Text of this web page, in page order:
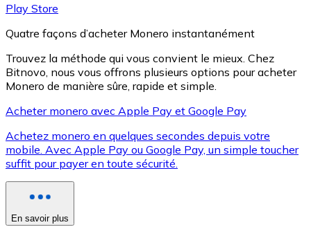
XRP
XRP
Voir toutes
Play Store
Quatre façons d’acheter Monero instantanément
Trouvez la méthode qui vous convient le mieux. Chez
Bitnovo, nous vous offrons plusieurs options pour acheter
Monero de manière sûre, rapide et simple.
Acheter monero avec Apple Pay et Google Pay
Achetez monero en quelques secondes depuis votre
mobile. Avec Apple Pay ou Google Pay, un simple toucher
suffit pour payer en toute sécurité.
En savoir plus